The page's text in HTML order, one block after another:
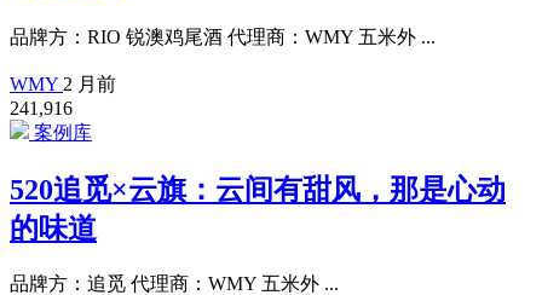
品牌方：RIO 锐澳鸡尾酒 代理商：WMY 五米外 ...
WMY 2 月前
241,916
案例库
520追觅×云旗：云间有甜风，那是心动
的味道
品牌方：追觅 代理商：WMY 五米外 ...